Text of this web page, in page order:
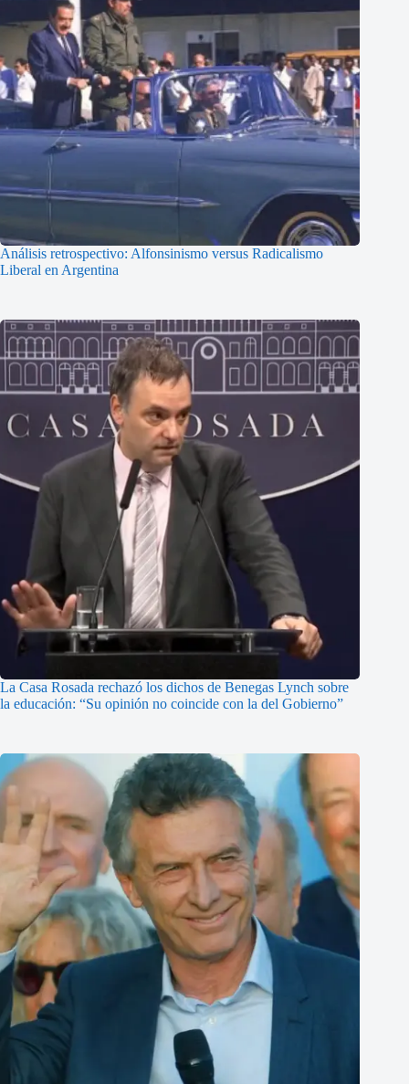
Análisis retrospectivo: Alfonsinismo versus Radicalismo
Liberal en Argentina
La Casa Rosada rechazó los dichos de Benegas Lynch sobre
la educación: “Su opinión no coincide con la del Gobierno”